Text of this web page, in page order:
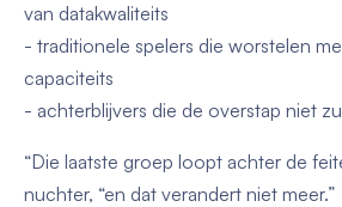
van datakwaliteits
- traditionele spelers die worstelen
capaciteits
- achterblijvers die de overstap niet
“Die laatste groep loopt achter de
nuchter, “en dat verandert niet meer.”